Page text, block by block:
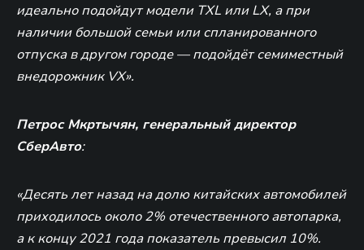
идеально подойдут модели TXL или LХ, а при
наличии большой семьи или спланированного
отпуска в другом городе — подойдёт семиместный
внедорожник VX».
Петрос Мкртычян, генеральный директор
СберАвто:
«Десять лет назад на долю китайских автомобилей
приходилось около 2% отечественного автопарка,
а к концу 2021 года показатель превысил 10%.